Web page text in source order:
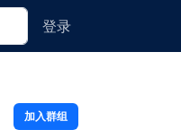
登录
加入群组